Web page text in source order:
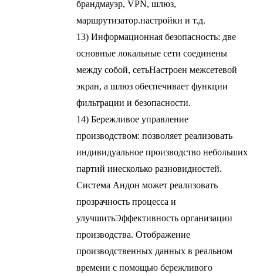
брандмауэр, VPN, шлюз,
маршрутизатор.настройки и т.д.
13) Информационная безопасность: две
основные локальные сети соединены
между собой, сетьНастроен межсетевой
экран, а шлюз обеспечивает функции
фильтрации и безопасности.
14) Бережливое управление
производством: позволяет реализовать
индивидуальное производство небольших
партий инесколько разновидностей.
Система Андон может реализовать
прозрачность процесса и
улучшитьЭффективность организации
производства. Отображение
производственных данных в реальном
времени с помощью бережливого